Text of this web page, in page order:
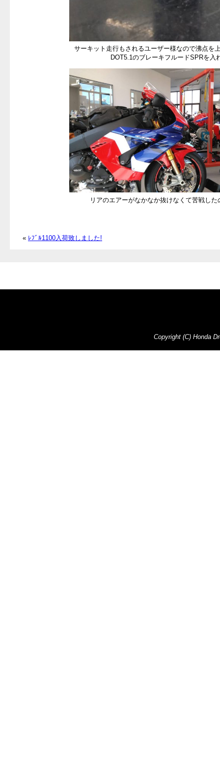
サーキット走行もされるユーザー様なので沸点を
DOT5.1のブレーキフルードSPRを入
リアのエアーがなかなか抜けなくて苦戦し
« ﾚﾌﾞﾙ1100入荷致しました!
Copyright (C) Honda